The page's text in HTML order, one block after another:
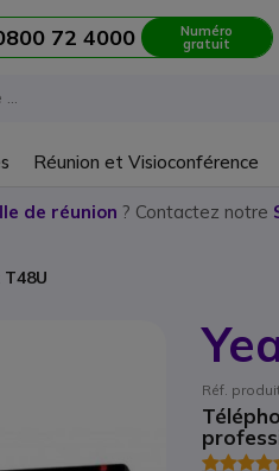
72 4000 Numéro
gratuit
Réunion et Visioconférence
de réunion ? Contactez notre
Réf.